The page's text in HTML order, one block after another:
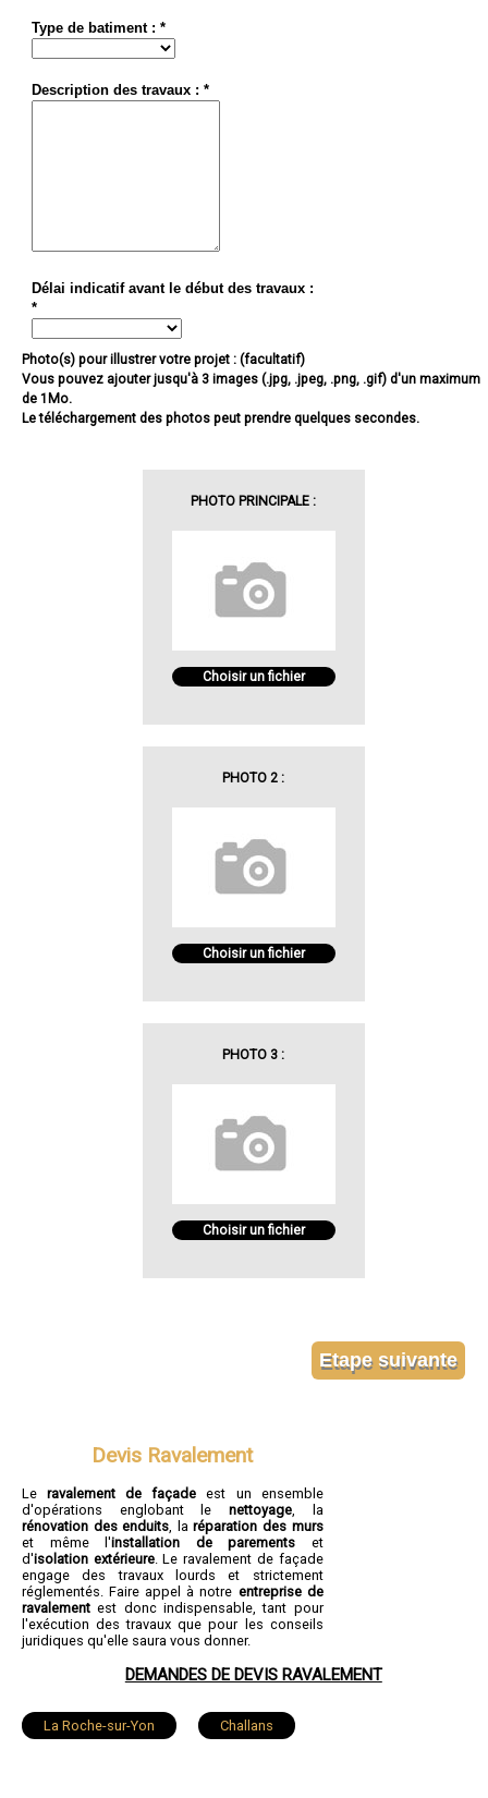
Type de batiment : *
Description des travaux : *
Délai indicatif avant le début des travaux :
*
Photo(s) pour illustrer votre projet : (facultatif)
Vous pouvez ajouter jusqu'à 3 images (.jpg, .jpeg, .png, .gif) d'un maximum
de 1Mo.
Le téléchargement des photos peut prendre quelques secondes.
PHOTO PRINCIPALE :
Choisir un fichier
PHOTO 2 :
Choisir un fichier
PHOTO 3 :
Choisir un fichier
Devis Ravalement
Leravalement de façade est un ensemble
d'opérations englobant le nettoyage, la
rénovation des enduits , laréparation des murs
et même l'installation de parements et
d'isolation extérieure. Le ravalement de façade
engage des travaux lourds et strictement
réglementés. Faire appel à notre entreprise de
ravalement est donc indispensable, tant pour
l'exécution des travaux que pour les conseils
juridiques qu'elle saura vous donner.
DEMANDES DE DEVIS RAVALEMENT
La Roche-sur-Yon Challans